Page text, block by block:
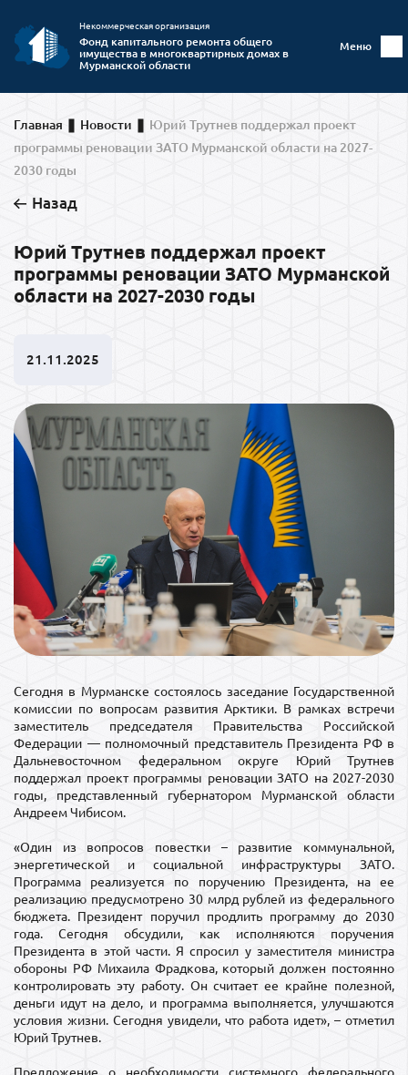
Некоммерческая организация
Фонд капитального ремонта общего
имущества в многоквартирных домах в
Мурманской области
Меню
Главная Новости
Юрий Трутнев поддержал проект
программы реновации ЗАТО Мурманской области на 2027-
2030 годы
Назад
Юрий Трутнев поддержал проект
программы реновации ЗАТО Мурманской
области на 2027-2030 годы
21.11.2025
Сегодня в Мурманске состоялось заседание Государственной
комиссии по вопросам развития Арктики. В рамках встречи
заместитель председателя Правительства Российской
Федерации — полномочный представитель Президента РФ в
Дальневосточном федеральном округе Юрий Трутнев
поддержал проект программы реновации ЗАТО на 2027-2030
годы, представленный губернатором Мурманской области
Андреем Чибисом.
«Один из вопросов повестки – развитие коммунальной,
энергетической и социальной инфраструктуры ЗАТО.
Программа реализуется по поручению Президента, на ее
реализацию предусмотрено 30 млрд рублей из федерального
бюджета. Президент поручил продлить программу до 2030
года. Сегодня обсудили, как исполняются поручения
Президента в этой части. Я спросил у заместителя министра
обороны РФ Михаила Фрадкова, который должен постоянно
контролировать эту работу. Он считает ее крайне полезной,
деньги идут на дело, и программа выполняется, улучшаются
условия жизни. Сегодня увидели, что работа идет», – отметил
Юрий Трутнев.